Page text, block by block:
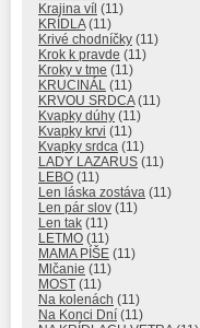
Krajina víl (11)
KRÍDLA(11)
Krivé chodníčky (11)
Krok k pravde (11)
Kroky v tme (11)
KRUCINÁL (11)
KRVOU SRDCA(11)
Kvapky dúhy (11)
Kvapky krvi (11)
Kvapky srdca (11)
LADY LAZARUS (11)
LEBO (11)
Len láska zostáva (11)
Len pár slov (11)
Len tak (11)
LETMO (11)
MAMA PÍŠE (11)
Mlčanie (11)
MOST (11)
Na kolenách (11)
Na Konci Dní (11)